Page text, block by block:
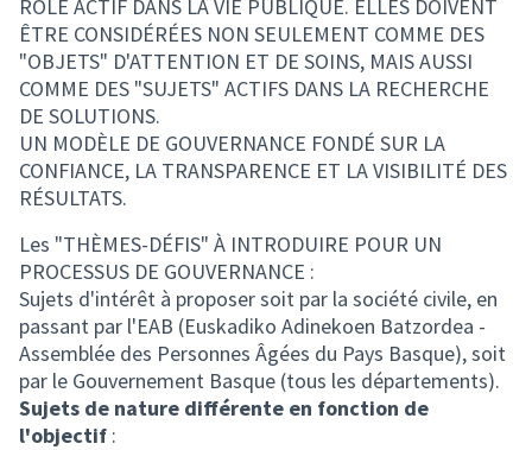
RÔLE ACTIF DANS LA VIE PUBLIQUE. ELLES DOIVENT
ÊTRE CONSIDÉRÉES NON SEULEMENT COMME DES
"OBJETS" D'ATTENTION ET DE SOINS, MAIS AUSSI
COMME DES "SUJETS" ACTIFS DANS LA RECHERCHE
DE SOLUTIONS.
UN MODÈLE DE GOUVERNANCE FONDÉ SUR LA
CONFIANCE, LA TRANSPARENCE ET LA VISIBILITÉ DES
RÉSULTATS.
Les "THÈMES-DÉFIS" À INTRODUIRE POUR UN
PROCESSUS DE GOUVERNANCE :
Sujets d'intérêt à proposer soit par la société civile, en
passant par l'EAB (Euskadiko Adinekoen Batzordea -
Assemblée des Personnes Âgées du Pays Basque), soit
par le Gouvernement Basque (tous les départements).
Sujets de nature différente en fonction de
l'objectif :